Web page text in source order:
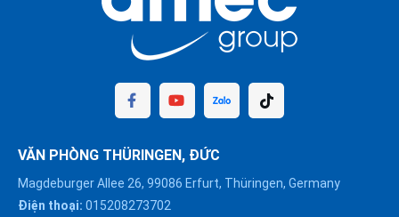
VĂN PHÒNG THÜRINGEN, ĐỨC
Magdeburger Allee 26, 99086 Erfurt, Thüringen, Germany
Điện thoại: 015208273702